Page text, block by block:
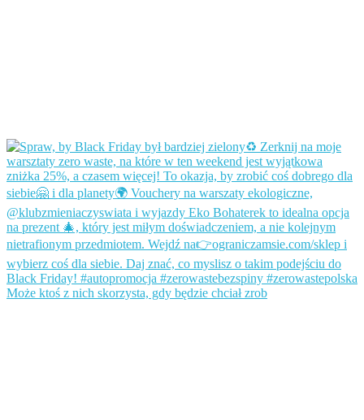
Może ktoś z nich skorzysta, gdy będzie chciał zrob